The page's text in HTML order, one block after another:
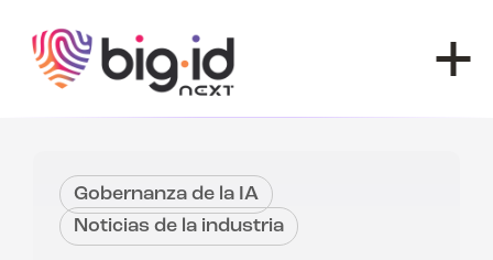
Gobernanza de la IA
Noticias de la industria